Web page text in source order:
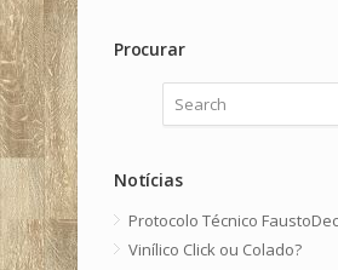
Procurar
Notícias
Protocolo Técnico
Vinílico Click ou Colado?